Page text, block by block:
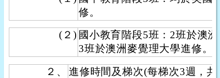
修。
(２) 國小教育階段5班：2班於澳
3班於澳洲麥覺理大學進修。
２、
進修時間及梯次(每梯次3週，